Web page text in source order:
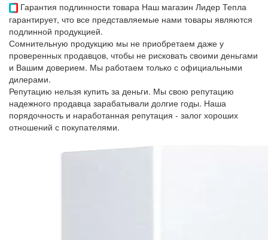
Гарантия подлинности товара Наш магазин Лидер Тепла
гарантирует, что все представляемые нами товары являются
подлинной продукцией.
Сомнительную продукцию мы не приобретаем даже у
проверенных продавцов, чтобы не рисковать своими деньгами
и Вашим доверием. Мы работаем только с официальными
дилерами.
Репутацию нельзя купить за деньги. Мы свою репутацию
надежного продавца зарабатывали долгие годы. Наша
порядочность и наработанная репутация - залог хороших
отношений с покупателями.